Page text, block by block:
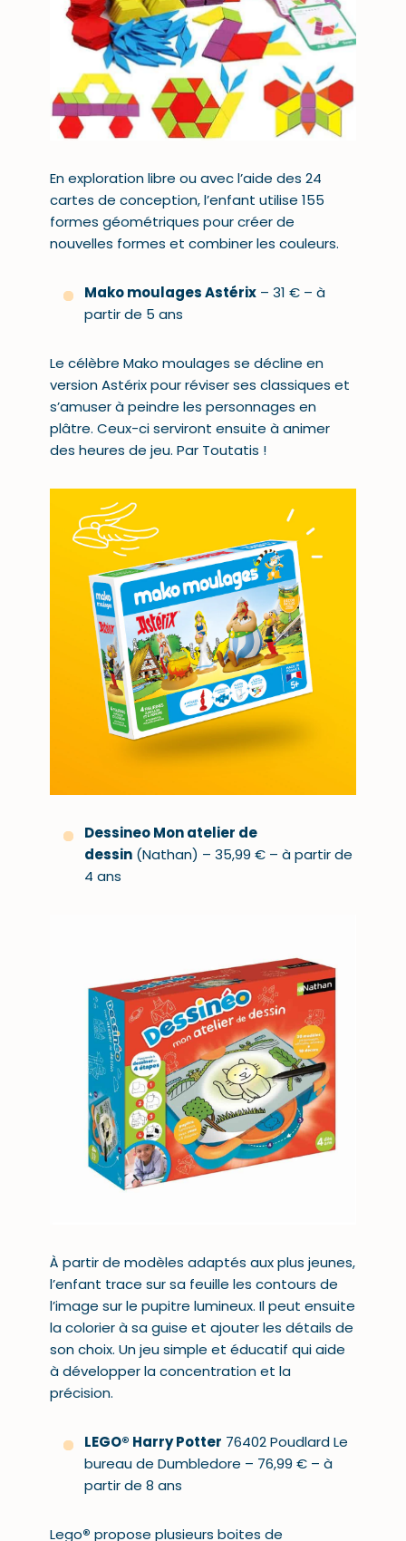
En exploration libre ou avec l’aide des 24
cartes de conception, l’enfant utilise 155
formes géométriques pour créer de
nouvelles formes et combiner les couleurs.
Mako moulages Astérix– 31 € – à
partir de 5 ans
Le célèbre Mako moulages se décline en
version Astérix pour réviser ses classiques et
s’amuser à peindre les personnages en
plâtre. Ceux-ci serviront ensuite à animer
des heures de jeu. Par Toutatis !
Dessineo Mon atelier de
dessin(Nathan) – 35,99 € – à partir de
4 ans
À partir de modèles adaptés aux plus jeunes,
l’enfant trace sur sa feuille les contours de
l’image sur le pupitre lumineux. Il peut ensuite
la colorier à sa guise et ajouter les détails de
son choix. Un jeu simple et éducatif qui aide
à développer la concentration et la
précision.
LEGO® Harry Potter 76402 Poudlard Le
bureau de Dumbledore – 76,99 € – à
partir de 8 ans
Lego® propose plusieurs boites de